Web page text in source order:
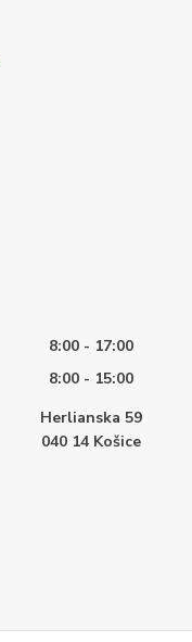
8:00 - 17:00
8:00 - 15:00
Herlianska 59
040 14 Košice